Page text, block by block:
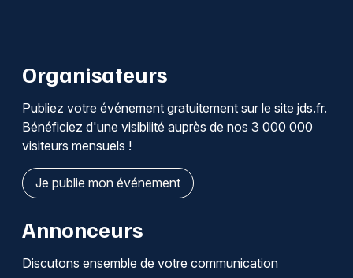
Organisateurs
Publiez votre événement gratuitement sur le site jds.fr.
Bénéficiez d'une visibilité auprès de nos 3 000 000
visiteurs mensuels !
Je publie mon événement
Annonceurs
Discutons ensemble de votre communication